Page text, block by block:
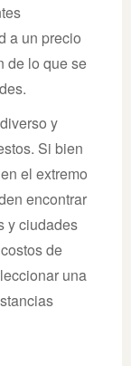
a un precio
de lo que se
y
Si bien
el extremo
encontrar
y ciudades
de
una